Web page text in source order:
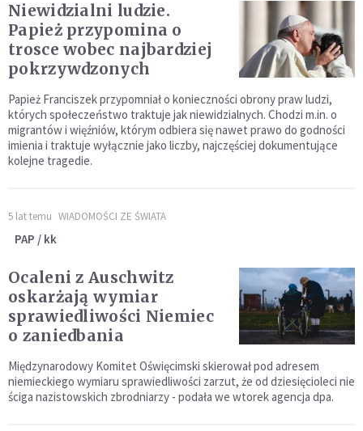
Niewidzialni ludzie.
Papież przypomina o
trosce wobec najbardziej
pokrzywdzonych
Papież Franciszek przypomniał o konieczności obrony praw ludzi,
których społeczeństwo traktuje jak niewidzialnych. Chodzi m.in. o
migrantów i więźniów, którym odbiera się nawet prawo do godności
imienia i traktuje wyłącznie jako liczby, najczęściej dokumentujące
kolejne tragedie.
5 lat temu WIADOMOŚCI ZE ŚWIATA
PAP / kk
Ocaleni z Auschwitz
oskarżają wymiar
sprawiedliwości Niemiec
o zaniedbania
Międzynarodowy Komitet Oświęcimski skierował pod adresem
niemieckiego wymiaru sprawiedliwości zarzut, że od dziesięcioleci nie
ściga nazistowskich zbrodniarzy - podała we wtorek agencja dpa.